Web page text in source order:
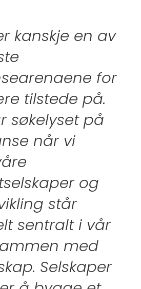
kanskje en av
for
tilstede på.
søkelyset på
når vi
og
står
sentralt i vår
med
Selskaper